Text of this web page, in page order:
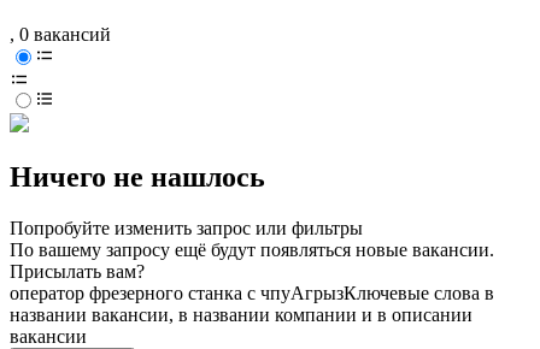
, 0 вакансий
Ничего не нашлось
Попробуйте изменить запрос или фильтры
По вашему запросу ещё будут появляться новые вакансии.
Присылать вам?
оператор фрезерного станка с чпуАгрызКлючевые слова в
названии вакансии, в названии компании и в описании
вакансии